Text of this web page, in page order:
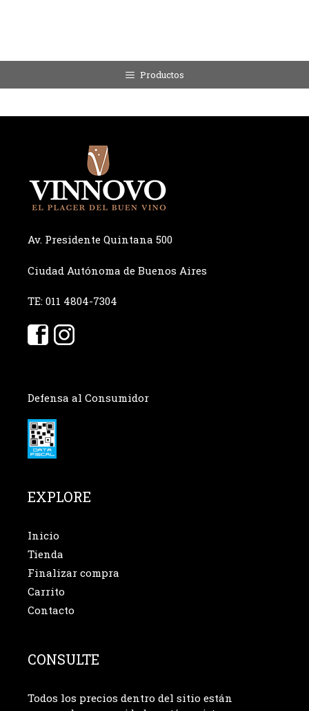
Productos
Av. Presidente Quintana 500
Ciudad Autónoma de Buenos Aires
TE: 011 4804-7304
Defensa al Consumidor
EXPLORE
Inicio
Tienda
Finalizar compra
Carrito
Contacto
CONSULTE
Todos los precios dentro del sitio están